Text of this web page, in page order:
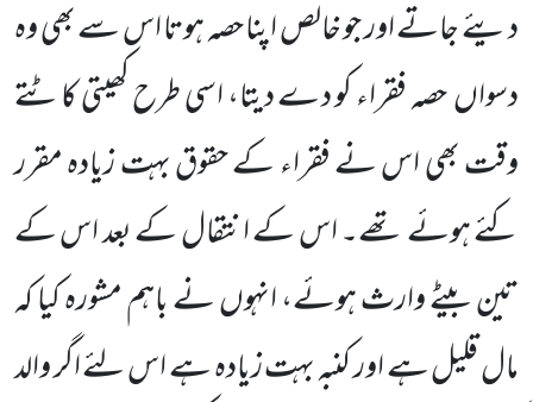
دیئے جاتے اور جو خالص اپنا حصہ ہوتا اس سے بھی وہ
دسواںحصہ فقراء کو دے دیتا، اسی طرح کھیتی کاٹتے
وقت بھی اس نے فقراء کے حقوق بہت زیادہ مقرر
کئے ہوئے تھے۔ اس کے انتقال کے بعد اس کے
تین بیٹے وارث ہوئے، انہوں نے باہم مشورہ کیا کہ
مال قلیل ہے اور کنبہ بہت زیادہ ہے اس لئے اگر والد